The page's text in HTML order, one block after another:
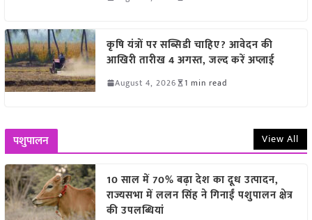
कृषि यंत्रों पर सब्सिडी चाहिए? आवेदन की
आखिरी तारीख 4 अगस्त, जल्द करें अप्लाई
August 4, 2026 1 min read
पशुपालन View All
10 साल में 70% बढ़ा देश का दूध उत्पादन,
राज्यसभा में ललन सिंह ने गिनाईं पशुपालन क्षेत्र
की उपलब्धियां